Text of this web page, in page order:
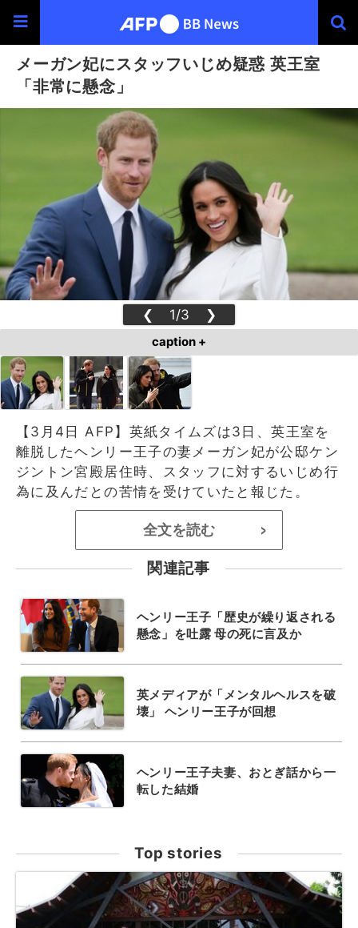
メーガン妃にスタッフいじめ疑惑 英王室
「非常に懸念」
❮ 1/3 ❯
caption +
【3月4日 AFP】英紙タイムズは3日、英王室を
離脱したヘンリー王子の妻メーガン妃が公邸ケン
ジントン宮殿居住時、スタッフに対するいじめ行
為に及んだとの苦情を受けていたと報じた。
全文を読む >
関連記事
ヘンリー王子「歴史が繰り返される
懸念」を吐露 母の死に言及か
英メディアが「メンタルヘルスを破
壊」 ヘンリー王子が回想
ヘンリー王子夫妻、おとぎ話から一
転した結婚
Top stories